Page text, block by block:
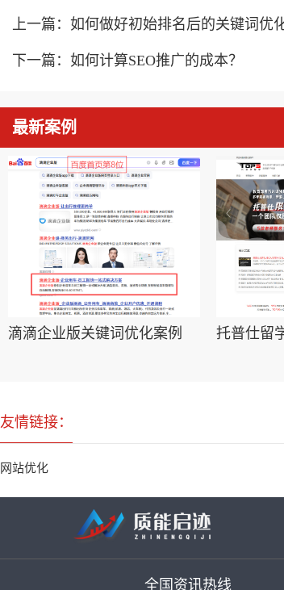
上一篇： 如何做好初始排名后的关键词优
下一篇： 如何计算SEO推广的成本？
最新案例
滴滴企业版关键词优化案例 托普仕留
友情链接：
网站优化
全国资讯热线